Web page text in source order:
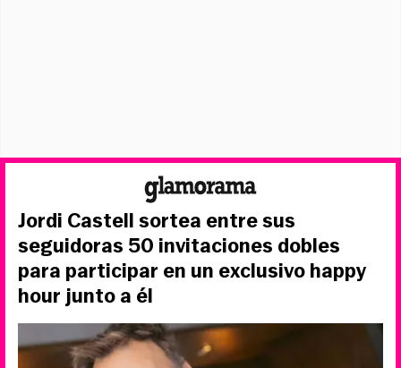
Jordi Castell sortea entre sus
seguidoras 50 invitaciones dobles
para participar en un exclusivo happy
hour junto a él